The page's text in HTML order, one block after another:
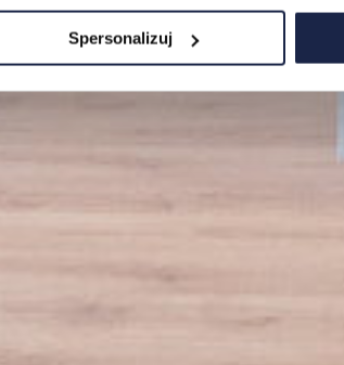
Spersonalizuj